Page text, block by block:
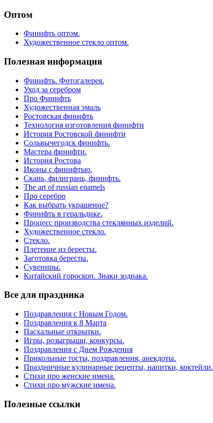
Оптом
Финифть оптом.
Художественное стекло оптом.
Полезная информация
Финифть. Фотогалерея.
Уход за серебром
Про Финифть
Художественная эмаль
Ростовская финифть
Технология изготовления финифти
История Ростовской финифти
Сольвычегодск финифть.
Мастера финифти.
История Ростова
Иконы с финифтью.
Скань, филигрань, финифть.
The art of russian enamels
Про серебро
Как выбрать украшение?
Финифть в геральдике.
Процесс производства стеклянных изделий.
Художественное стекло.
Стекло.
Плетение из бересты.
Заготовка бересты.
Сувениры.
Китайский гороскоп. Знаки зодиака.
Все для праздника
Поздравления с Новым Годом.
Поздравления к 8 Марта
Пасхальные открытки.
Игры, розыгрыши, конкурсы.
Поздравления с Днем Рождения
Прикольные тосты, поздравления, анекдоты.
Праздничные кулинарные рецепты, напитки, коктейли.
Стихи про женские имена.
Стихи про мужские имена.
Полезные ссылки